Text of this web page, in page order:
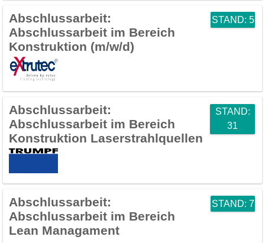
Abschlussarbeit:
Abschlussarbeit im Bereich
Konstruktion (m/w/d)
STAND: 5
Abschlussarbeit:
Abschlussarbeit im Bereich
Konstruktion Laserstrahlquellen
STAND:
31
Abschlussarbeit:
Abschlussarbeit im Bereich
Lean Managament
STAND: 7